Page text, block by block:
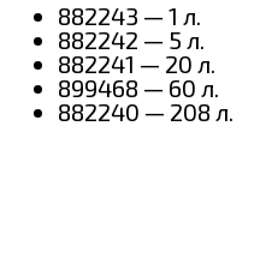
882243 — 1 л.
882242 — 5 л.
882241 — 20 л.
899468 — 60 л.
882240 — 208 л.